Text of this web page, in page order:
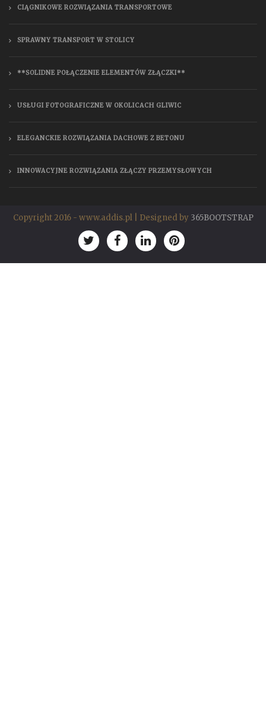
CIĄGNIKOWE ROZWIĄZANIA TRANSPORTOWE
SPRAWNY TRANSPORT W STOLICY
**SOLIDNE POŁĄCZENIE ELEMENTÓW ZŁĄCZKI**
USŁUGI FOTOGRAFICZNE W OKOLICACH GLIWIC
ELEGANCKIE ROZWIĄZANIA DACHOWE Z BETONU
INNOWACYJNE ROZWIĄZANIA ZŁĄCZY PRZEMYSŁOWYCH
Copyright 2016 - www.addis.pl | Designed by 365BOOTSTRAP